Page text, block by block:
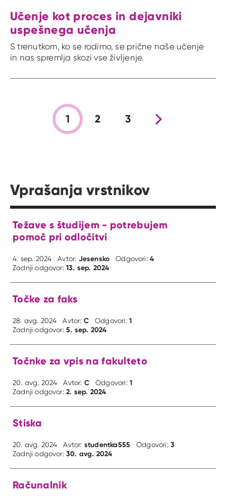
Učenje kot proces in dejavniki
uspešnega učenja
S trenutkom, ko se rodimo, se prične naše učenje
in nas spremlja skozi vse življenje.
1 2 3 Nova stran
Vprašanja vrstnikov
Težave s študijem - potrebujem
pomoč pri odločitvi
4. sep. 2024 Avtor: Jesensko Odgovori:4
Zadnji odgovor:13. sep. 2024
Točke za faks
28. avg. 2024 Avtor: C Odgovori: 1
Zadnji odgovor:5. sep. 2024
Točnke za vpis na fakulteto
20. avg. 2024 Avtor: C Odgovori: 1
Zadnji odgovor:2. sep. 2024
Stiska
20. avg. 2024 Avtor: studentka555 Odgovori:3
Zadnji odgovor:30. avg. 2024
Računalnik